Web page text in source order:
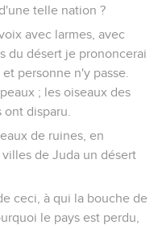
telle nation ?
avec larmes, avec
du désert je prononcerai
personne n'y passe.
; les oiseaux des
disparu.
de ruines, en
de Juda un désert
ceci, à qui la bouche de
le pays est perdu,